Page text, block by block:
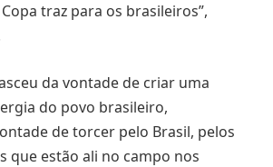
traz para os brasileiros”,
da vontade de criar uma
do povo brasileiro,
de torcer pelo Brasil, pelos
que estão ali no campo nos